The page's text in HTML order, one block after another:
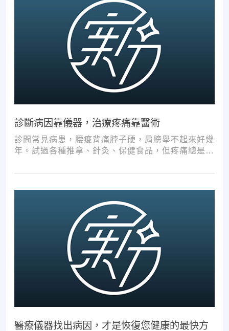
診斷病因靠儀器，治療疼痛靠醫術
診間常見病患，腰痠背痛脖子硬，肩膀舉不起來好幾
年。試過各種推拿、針灸、保健食品，但疼痛總是時
醫療儀器找出病因，才是恢復您健康的最快方